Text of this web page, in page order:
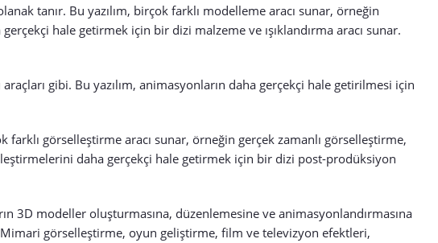
tanır. Bu yazılım, birçok farklı modelleme aracı sunar, örneğin
hale getirmek için bir dizi malzeme ve ışıklandırma aracı sunar.
gibi. Bu yazılım, animasyonların daha gerçekçi hale getirilmesi için
görselleştirme aracı sunar, örneğin gerçek zamanlı görselleştirme,
daha gerçekçi hale getirmek için bir dizi post-prodüksiyon
3D modeller oluşturmasına, düzenlemesine ve animasyonlandırmasına
Mimari görselleştirme, oyun geliştirme, film ve televizyon efektleri,